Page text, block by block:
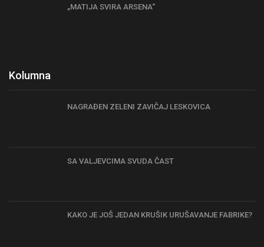
„MATIJA SVIRA ARSENA“
Kolumna
NAGRAĐEN ZELENI ZAVIČAJ LESKOVICA
SA VALJEVCIMA SVUDA ČAST
KAKO JE JOŠ JEDAN KRUŠIK URUŠAVANJE FABRIKE?